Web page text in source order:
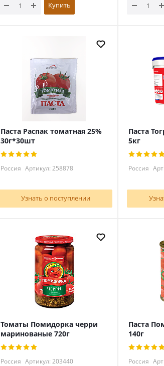
Купить
Паста Распак томатная 25%
30г*30шт
Россия Артикул: 258878
Узнать о поступлении
Паста
5кг
Россия
Томаты Помидорка черри
маринованые 720г
Россия Артикул: 203440
Паста
140г
Россия